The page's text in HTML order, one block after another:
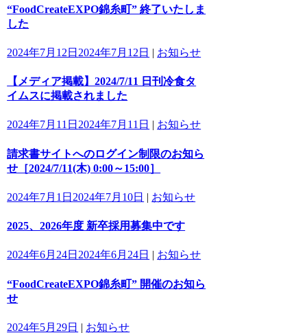
“FoodCreateEXPO錦糸町” 終了いたしま
した
2024年7月12日 2024年7月12日 | お知らせ
【メディア掲載】2024/7/11 日刊冷食タ
イムスに掲載されました
2024年7月11日 2024年7月11日 | お知らせ
請求書サイトへのログイン制限のお知ら
せ［2024/7/11(木) 0:00～15:00］
2024年7月1日 2024年7月10日 | お知らせ
2025、2026年度 新卒採用募集中です
2024年6月24日2024年6月24日 | お知らせ
“FoodCreateEXPO錦糸町” 開催のお知ら
せ
2024年5月29日 | お知らせ